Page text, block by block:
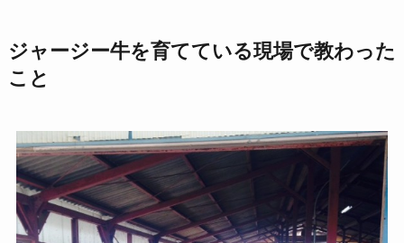
ジャージー牛を育てている現場で教わった
こと